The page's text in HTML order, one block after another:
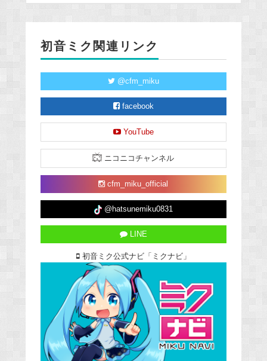
初音ミク関連リンク
@cfm_miku
facebook
YouTube
ニコニコチャンネル
cfm_miku_official
@hatsunemiku0831
LINE
初音ミク公式ナビ「ミクナビ」